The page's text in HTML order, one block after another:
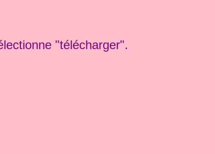
"télécharger".